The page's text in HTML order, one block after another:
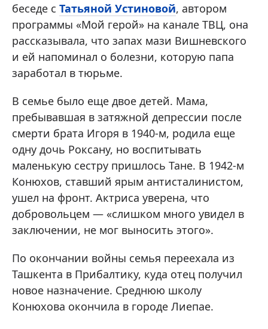
беседе с Татьяной Устиновой, автором
программы «Мой герой» на канале ТВЦ, она
рассказывала, что запах мази Вишневского
и ей напоминал о болезни, которую папа
заработал в тюрьме.
В семье было еще двое детей. Мама,
пребывавшая в затяжной депрессии после
смерти брата Игоря в 1940-м, родила еще
одну дочь Роксану, но воспитывать
маленькую сестру пришлось Тане. В 1942-м
Конюхов, ставший ярым антисталинистом,
ушел на фронт. Актриса уверена, что
добровольцем — «слишком много увидел в
заключении, не мог выносить этого».
По окончании войны семья переехала из
Ташкента в Прибалтику, куда отец получил
новое назначение. Среднюю школу
Конюхова окончила в городе Лиепае.